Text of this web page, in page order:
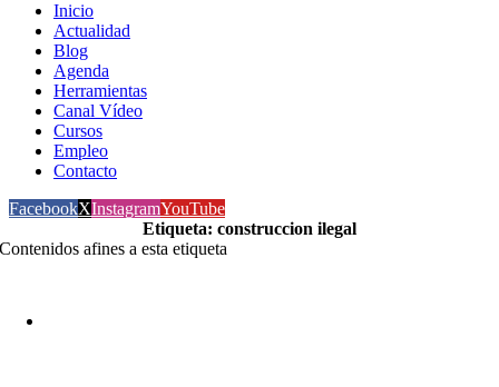
Inicio
Actualidad
Blog
Agenda
Herramientas
Canal Vídeo
Cursos
Empleo
Contacto
FacebookXInstagramYouTube
Etiqueta: construccion ilegal
Contenidos afines a esta etiqueta